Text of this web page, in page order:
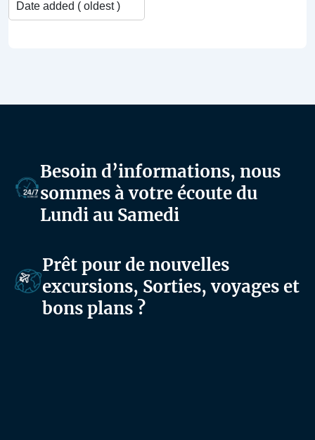
Besoin d’informations, nous
sommes à votre écoute du
Lundi au Samedi
Prêt pour de nouvelles
excursions, Sorties, voyages et
bons plans ?